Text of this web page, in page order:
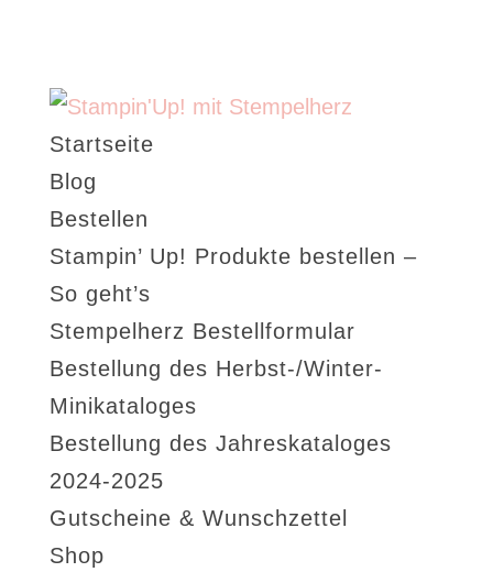
Startseite
Blog
Bestellen
Stampin’ Up! Produkte bestellen –
So geht’s
Stempelherz Bestellformular
Bestellung des Herbst-/Winter-
Minikataloges
Bestellung des Jahreskataloges
2024-2025
Gutscheine & Wunschzettel
Shop